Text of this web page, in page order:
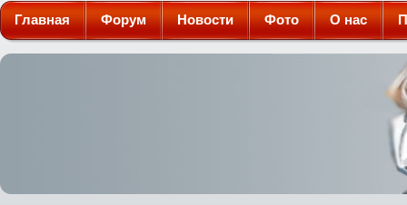
Burgman-Club
Главная Форум Новости Фото О нас